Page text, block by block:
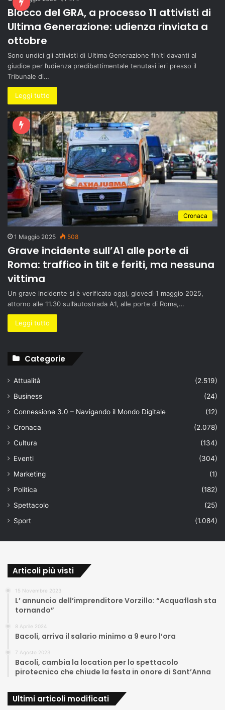
Blocco del GRA, a processo 11 attivisti di
Ultima Generazione: udienza rinviata a
ottobre
Sono undici gli attivisti di Ultima Generazione finiti davanti al
giudice per l’udienza predibattimentale tenutasi ieri presso il
Tribunale di…
Leggi tutto
Cronaca
1 Maggio 2025 508
Grave incidente sull’A1 alle porte di
Roma: traffico in tilt e feriti, ma nessuna
vittima
Un grave incidente si è verificato oggi, giovedì 1 maggio 2025,
attorno alle 11.30 sull’autostrada A1, alle porte di Roma,…
Leggi tutto
Categorie
Attualità
(2.519)
Business
(24)
Connessione 3.0 – Navigando il Mondo Digitale
(12)
Cronaca
(2.078)
Cultura
(134)
Eventi
(304)
Marketing
(1)
Politica
(182)
Spettacolo
(25)
Sport
(1.084)
Articoli più visti
15 Novembre 2023
L’ annuncio dell’imprenditore Vorzillo: “Acquaflash sta
tornando”
8 Aprile 2024
Bacoli, arriva il salario minimo a 9 euro l’ora
7 Agosto 2023
Bacoli, cambia la location per lo spettacolo
pirotecnico che chiude la festa in onore di Sant’Anna
Ultimi articoli modificati